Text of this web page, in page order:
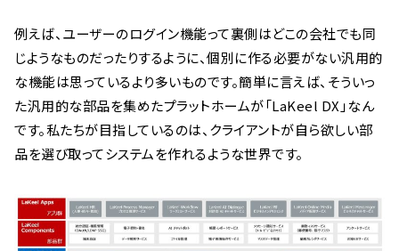
例えば、ユーザーのログイン機能って裏側はどこの会社でも同
じようなものだったりするように、個別に作る必要がない汎用的
な機能は思っているより多いものです。簡単に言えば、そういっ
た汎用的な部品を集めたプラットホームが「LaKeel DX」なん
です。私たちが目指しているのは、クライアントが自ら欲しい部
品を選び取ってシステムを作れるような世界です。